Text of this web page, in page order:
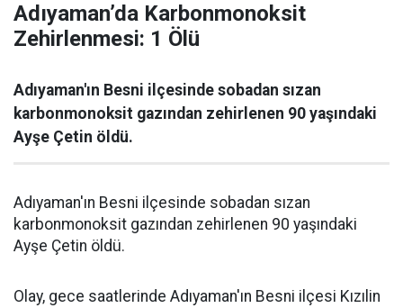
Adıyaman’da Karbonmonoksit
Zehirlenmesi: 1 Ölü
Adıyaman'ın Besni ilçesinde sobadan sızan
karbonmonoksit gazından zehirlenen 90 yaşındaki
Ayşe Çetin öldü.
Adıyaman'ın Besni ilçesinde sobadan sızan
karbonmonoksit gazından zehirlenen 90 yaşındaki
Ayşe Çetin öldü.
Olay, gece saatlerinde Adıyaman'ın Besni ilçesi Kızılin